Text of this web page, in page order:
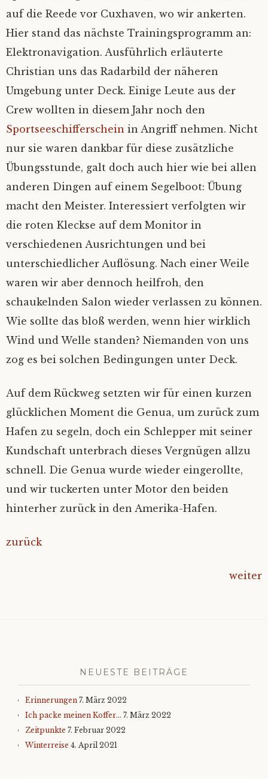
auf die Reede vor Cuxhaven, wo wir ankerten.
Hier stand das nächste Trainingsprogramm an:
Elektronavigation. Ausführlich erläuterte
Christian uns das Radarbild der näheren
Umgebung unter Deck. Einige Leute aus der
Crew wollten in diesem Jahr noch den
Sportseeschifferschein in Angriff nehmen. Nicht
nur sie waren dankbar für diese zusätzliche
Übungsstunde, galt doch auch hier wie bei allen
anderen Dingen auf einem Segelboot: Übung
macht den Meister. Interessiert verfolgten wir
die roten Kleckse auf dem Monitor in
verschiedenen Ausrichtungen und bei
unterschiedlicher Auflösung. Nach einer Weile
waren wir aber dennoch heilfroh, den
schaukelnden Salon wieder verlassen zu können.
Wie sollte das bloß werden, wenn hier wirklich
Wind und Welle standen? Niemanden von uns
zog es bei solchen Bedingungen unter Deck.
Auf dem Rückweg setzten wir für einen kurzen
glücklichen Moment die Genua, um zurück zum
Hafen zu segeln, doch ein Schlepper mit seiner
Kundschaft unterbrach dieses Vergnügen allzu
schnell. Die Genua wurde wieder eingerollte,
und wir tuckerten unter Motor den beiden
hinterher zurück in den Amerika-Hafen.
zurück
weiter
NEUESTE BEITRÄGE
Erinnerungen 7. März 2022
Ich packe meinen Koffer… 7. März 2022
Zeitpunkte 7. Februar 2022
Winterreise 4. April 2021